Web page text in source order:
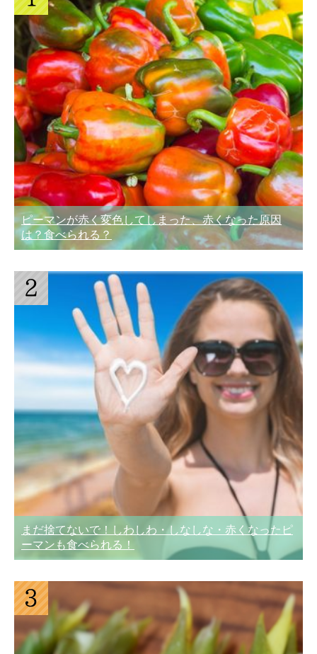
ピーマンが赤く変色してしまった、赤くなった原因
は？食べられる？
まだ捨てないで！しわしわ・しなしな・赤くなったピ
ーマンも食べられる！